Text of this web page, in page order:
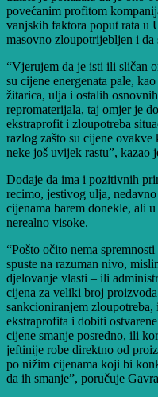
povećanim profitom
vanjskih faktora poput rata u
masovno zloupotrijebljen i
“Vjerujem da je isti ili sličan
su cijene energenata pale,
žitarica, ulja i ostalih
repromaterijala, taj omjer je
ekstraprofit i zloupotreba
razlog zašto su cijene ovakve
neke još uvijek rastu”, kazao
Dodaje da ima i pozitivnih
recimo, jestivog ulja,
cijenama barem donekle, ali
nerealno visoke.
“Pošto očito nema
spuste na razuman nivo,
djelovanje vlasti – ili
cijena za veliki broj
sankcioniranjem
ekstraprofita i dobiti
cijene smanje posredno, ili
jeftinije robe direktno od
po nižim cijenama koji bi
da ih smanje”, poručuje